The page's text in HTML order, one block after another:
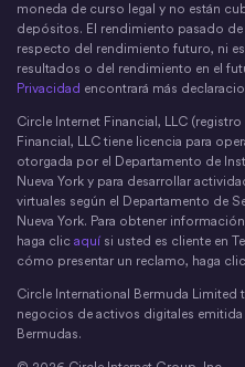
moneda de curso legal y no están
depósitos. El rendimiento pasado
respecto del rendimiento futuro, ni
resultados o del rendimiento en el
Privacidad encontrará más
Circle Internet Financial, LLC (registro
Financial, LLC tiene licencia para
otorgada por el Departamento de
Nueva York y para desarrollar
virtuales según el Departamento de
Nueva York. Para obtener
haga clic aquí si usted es cliente en
cómo presentar un reclamo, haga clic
Circle International Bermuda Limited
negocios de activos digitales
Bermudas.